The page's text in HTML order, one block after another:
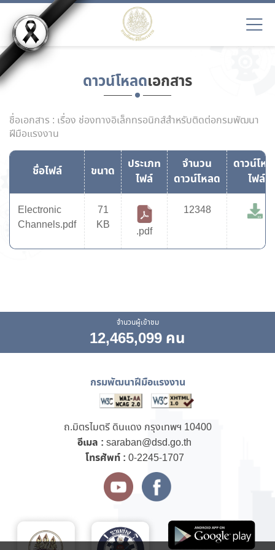
ดาวน์โหลดเอกสาร
ชื่อเอกสาร : เรื่อง ช่องทางอิเล็กทรอนิกส์สำหรับติดต่อกรมพัฒนา
ฝีมือแรงงาน
ชื่อไฟล์ ขนาด
ประเภท
ไฟล์
จำนวน
ดาวน์โหลด
ดาวน์โห
ไฟล์
Electronic
Channels.pdf
71
KB
.pdf
12348
จำนวนผู้เข้าชม
12,465,099 คน
กรมพัฒนาฝีมือแรงงาน
ถ.มิตรไมตรี ดินแดง กรุงเทพฯ 10400
อีเมล : saraban@dsd.go.th
โทรศัพท์ : 0-2245-1707